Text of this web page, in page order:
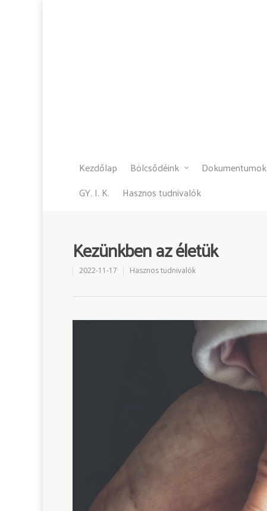
Kezdőlap Bölcsődéink Dokumentumok
GY. I. K.
Hasznos tudnivalók
Kezünkben az életük
2022-11-17 Hasznos tudnivalók